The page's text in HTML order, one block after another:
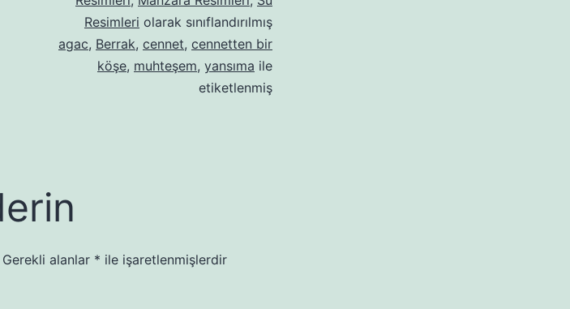
Resimleri olarak sınıflandırılmış
agac, Berrak, cennet, cennetten bir
köşe, muhteşem, yansıma ile
etiketlenmiş
Gerekli alanlar * ile işaretlenmişlerdir